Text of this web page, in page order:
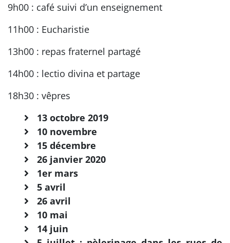
9h00 : café suivi d’un enseignement
11h00 : Eucharistie
13h00 : repas fraternel partagé
14h00 : lectio divina et partage
18h30 : vêpres
13 octobre 2019
10 novembre
15 décembre
26 janvier 2020
1er mars
5 avril
26 avril
10 mai
14 juin